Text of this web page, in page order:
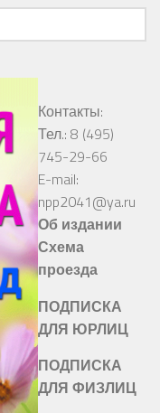
Контакты:
Тел.: 8 (495)
745-29-66
E-mail:
npp2041@ya.ru
Об издании
Схема
проезда
ПОДПИСКА
ДЛЯ ЮРЛИЦ
ПОДПИСКА
ДЛЯ ФИЗЛИЦ